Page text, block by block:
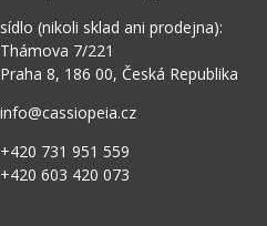
sídlo (nikoli sklad ani prodejna):
Thámova 7/221
Praha 8, 186 00, Česká Republika
info@cassiopeia.cz
+420 731 951 559
+420 603 420 073